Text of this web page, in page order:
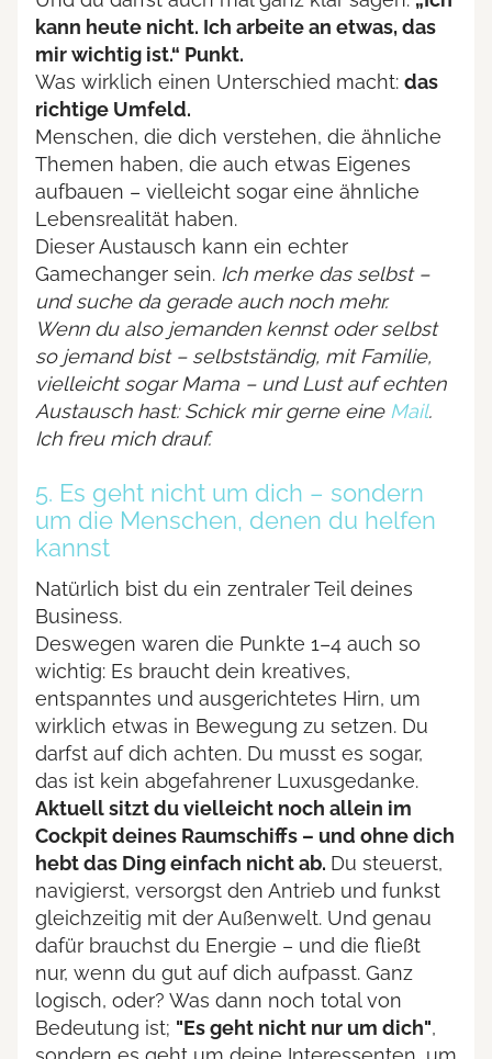
kann heute nicht. Ich arbeite an etwas, das
mir wichtig ist.“ Punkt.
Was wirklich einen Unterschied macht: das
richtige Umfeld.
Menschen, die dich verstehen, die ähnliche
Themen haben, die auch etwas Eigenes
aufbauen – vielleicht sogar eine ähnliche
Lebensrealität haben.
Dieser Austausch kann ein echter
Gamechanger sein. Ich merke das selbst –
und suche da gerade auch noch mehr.
Wenn du also jemanden kennst oder selbst
so jemand bist – selbstständig, mit Familie,
vielleicht sogar Mama – und Lust auf echten
Austausch hast: Schick mir gerne eine Mail.
Ich freu mich drauf.
5. Es geht nicht um dich – sondern
um die Menschen, denen du helfen
kannst
Natürlich bist du ein zentraler Teil deines
Business.
Deswegen waren die Punkte 1–4 auch so
wichtig: Es braucht dein kreatives,
entspanntes und ausgerichtetes Hirn, um
wirklich etwas in Bewegung zu setzen. Du
darfst auf dich achten. Du musst es sogar,
das ist kein abgefahrener Luxusgedanke.
Aktuell sitzt du vielleicht noch allein im
Cockpit deines Raumschiffs – und ohne dich
hebt das Ding einfach nicht ab. Du steuerst,
navigierst, versorgst den Antrieb und funkst
gleichzeitig mit der Außenwelt. Und genau
dafür brauchst du Energie – und die fließt
nur, wenn du gut auf dich aufpasst. Ganz
logisch, oder? Was dann noch total von
Bedeutung ist; "Es geht nicht nur um dich",